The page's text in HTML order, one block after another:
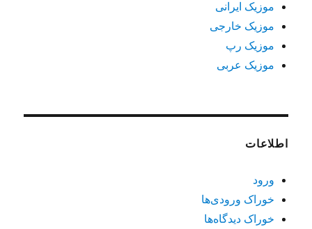
موزیک ایرانی
موزیک خارجی
موزیک رپ
موزیک عربی
اطلاعات
ورود
خوراک ورودی‌ها
خوراک دیدگاه‌ها